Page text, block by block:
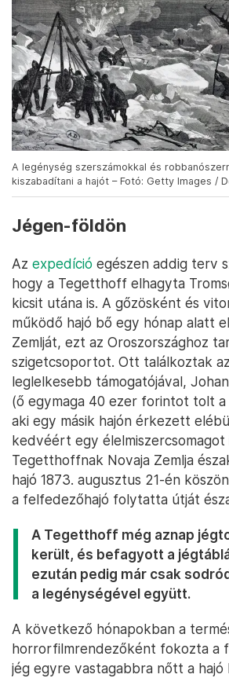
A legénység szerszámokkal és
kiszabadítani a hajót – Fotó: Getty Images /
Jégen-földön
Az expedíció egészen addig terv
hogy a Tegetthoff elhagyta
kicsit utána is. A gőzösként és
működő hajó bő egy hónap alatt
Zemlját, ezt az Oroszországhoz
szigetcsoportot. Ott találkoztak
leglelkesebb támogatójával,
(ő egymaga 40 ezer forintot tolt a
aki egy másik hajón érkezett
kedvéért egy
Tegetthoffnak Novaja Zemlja
hajó 1873. augusztus 21-én
a felfedezőhajó folytatta útját
A Tegetthoff még aznap
került, és befagyott a
ezután pedig már csak
a legénységével együtt.
A következő hónapokban a
horrorfilmrendezőként fokozta a
jég egyre vastagabbra nőtt a hajó